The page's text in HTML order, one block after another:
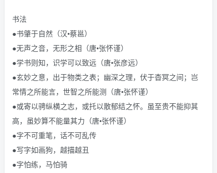
书法
●书肇于自然（汉•蔡邕）
●无声之音，无形之相（唐•张怀谨）
●学书则知，识学可以致远（唐•张彦远）
●玄妙之意，出于物类之表；幽深之理，伏于杳冥之间；岂
常情之所能言，世智之所能测（唐•张怀谨）
●或寄以骋纵横之志，或托以散郁结之怀。虽至贵不能抑其
高，虽妙算不能量其力（唐•张怀谨）
●字不可重笔，话不可乱传
●写字如画狗，越描越丑
●字怕练，马怕骑